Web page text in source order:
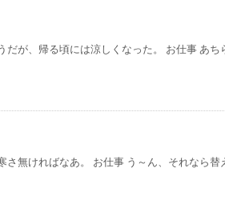
だが、帰る頃には涼しくなった。 お仕事 あち
さ無ければなあ。 お仕事 う～ん、それなら替